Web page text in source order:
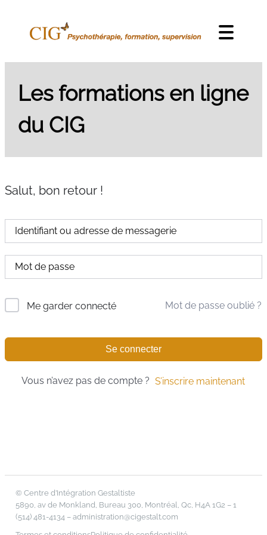
Menu
Les formations en ligne
du CIG
Salut, bon retour !
Me garder connecté Mot de passe oublié ?
Se connecter
Vous n’avez pas de compte ? S’inscrire maintenant
© Centre d’Intégration Gestaltiste
5890, av de Monkland, Bureau 300, Montréal, Qc, H4A 1G2 – 1
(514) 481-4134 –administration@cigestalt.com